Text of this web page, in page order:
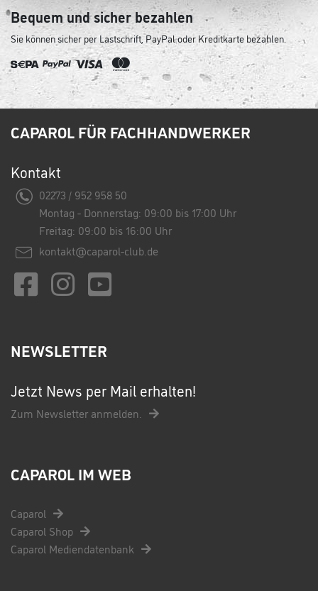
Bequem und sicher bezahlen
Sie können sicher per Lastschrift, PayPal oder Kreditkarte bezahlen.
CAPAROL FÜR FACHHANDWERKER
Kontakt
02273 / 952 958 50
Montag - Donnerstag: 09:00 bis 17:00 Uhr
Freitag: 09:00 bis 16:00 Uhr
kontakt@caparol-club.de
NEWSLETTER
Jetzt News per Mail erhalten!
Zum Newsletter anmelden.
CAPAROL IM WEB
Caparol
Caparol Shop
Caparol Mediendatenbank